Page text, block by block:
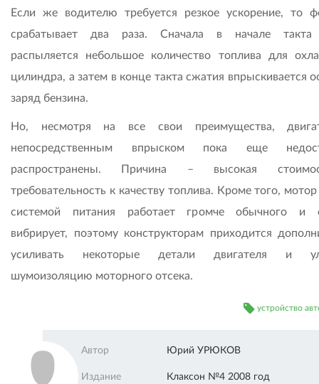
Если же водителю требуется резкое ускорение, то
срабатывает два раза. Сначала в начале такта
распыляется небольшое количество топлива для
цилиндра, а затем в конце такта сжатия впрыскивается
заряд бензина.
Но, несмотря на все свои преимущества,
непосредственным впрыском пока еще
распространены. Причина – высокая
требовательность к качеству топлива. Кроме того,
системой питания работает громче обычного и
вибрирует, поэтому конструкторам приходится
усиливать некоторые детали двигателя и
шумоизоляцию моторного отсека.
устройство
Автор Юрий УРЮКОВ
Издание Клаксон №4 2008 год